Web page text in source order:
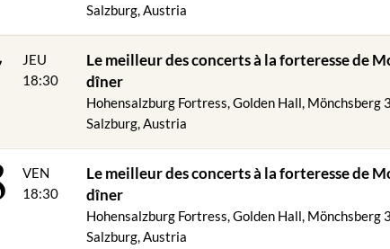
VIP dorée incluse dans le prix :
descente Festungsbahn
avec siège côté fenêtre - par beau temps et conditions
de 0,375 l de vin rouge ou blanc / 1 bouteille de 0,33 l d'eau
programme du soir
vin mousseux pendant la pause concert
de menu réservés !
Salzburg, Austria
JEU
18:30
Le meilleur des concerts à la forteresse de
dîner
Hohensalzburg Fortress, Golden Hall, Mönchsberg
Salzburg, Austria
VEN
18:30
Le meilleur des concerts à la forteresse de
dîner
Hohensalzburg Fortress, Golden Hall, Mönchsberg
Salzburg, Austria